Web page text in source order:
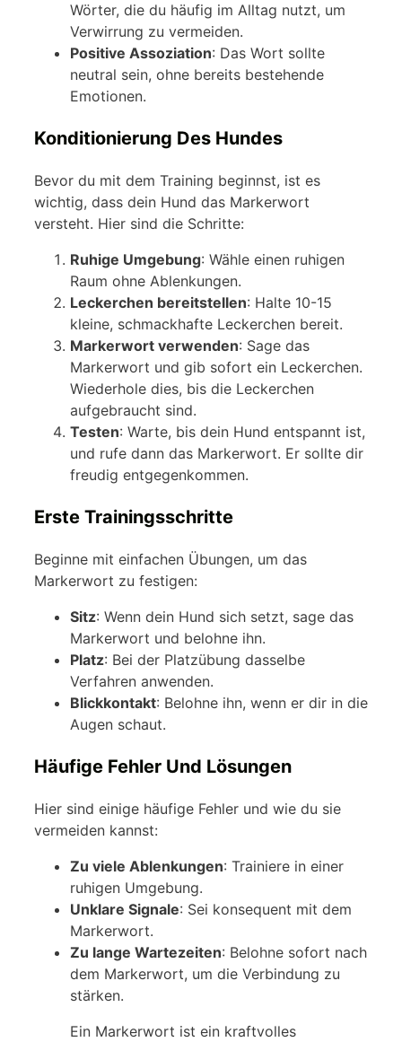
Wörter, die du häufig im Alltag nutzt, um
Verwirrung zu vermeiden.
Positive Assoziation: Das Wort sollte
neutral sein, ohne bereits bestehende
Emotionen.
Konditionierung Des Hundes
Bevor du mit dem Training beginnst, ist es
wichtig, dass dein Hund das Markerwort
versteht. Hier sind die Schritte:
Ruhige Umgebung: Wähle einen ruhigen
Raum ohne Ablenkungen.
Leckerchen bereitstellen: Halte 10-15
kleine, schmackhafte Leckerchen bereit.
Markerwort verwenden: Sage das
Markerwort und gib sofort ein Leckerchen.
Wiederhole dies, bis die Leckerchen
aufgebraucht sind.
Testen: Warte, bis dein Hund entspannt ist,
und rufe dann das Markerwort. Er sollte dir
freudig entgegenkommen.
Erste Trainingsschritte
Beginne mit einfachen Übungen, um das
Markerwort zu festigen:
Sitz: Wenn dein Hund sich setzt, sage das
Markerwort und belohne ihn.
Platz: Bei der Platzübung dasselbe
Verfahren anwenden.
Blickkontakt: Belohne ihn, wenn er dir in die
Augen schaut.
Häufige Fehler Und Lösungen
Hier sind einige häufige Fehler und wie du sie
vermeiden kannst:
Zu viele Ablenkungen: Trainiere in einer
ruhigen Umgebung.
Unklare Signale: Sei konsequent mit dem
Markerwort.
Zu lange Wartezeiten: Belohne sofort nach
dem Markerwort, um die Verbindung zu
stärken.
Ein Markerwort ist ein kraftvolles